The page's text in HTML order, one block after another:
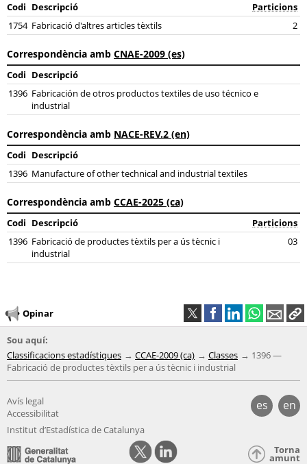
Codi Descripció
Particions
1754 Fabricació d'altres articles tèxtils 2
Correspondència amb CNAE-2009 (es)
Codi Descripció
1396 Fabricación de otros productos textiles de uso técnico e
industrial
Correspondència amb NACE-REV.2 (en)
Codi Descripció
1396 Manufacture of other technical and industrial textiles
Correspondència amb CCAE-2025 (ca)
Codi Descripció
Particions
1396 Fabricació de productes tèxtils per a ús tècnic i
industrial
03
Opinar
Sou aquí:
Classificacions estadístiques
CCAE-2009 (ca) Classes
1396 —
Fabricació de productes tèxtils per a ús tècnic i industrial
es en
Avís legal
Accessibilitat
Institut d’Estadística de Catalunya
Torna
amunt